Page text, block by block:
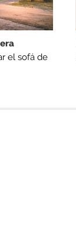
el sofá de